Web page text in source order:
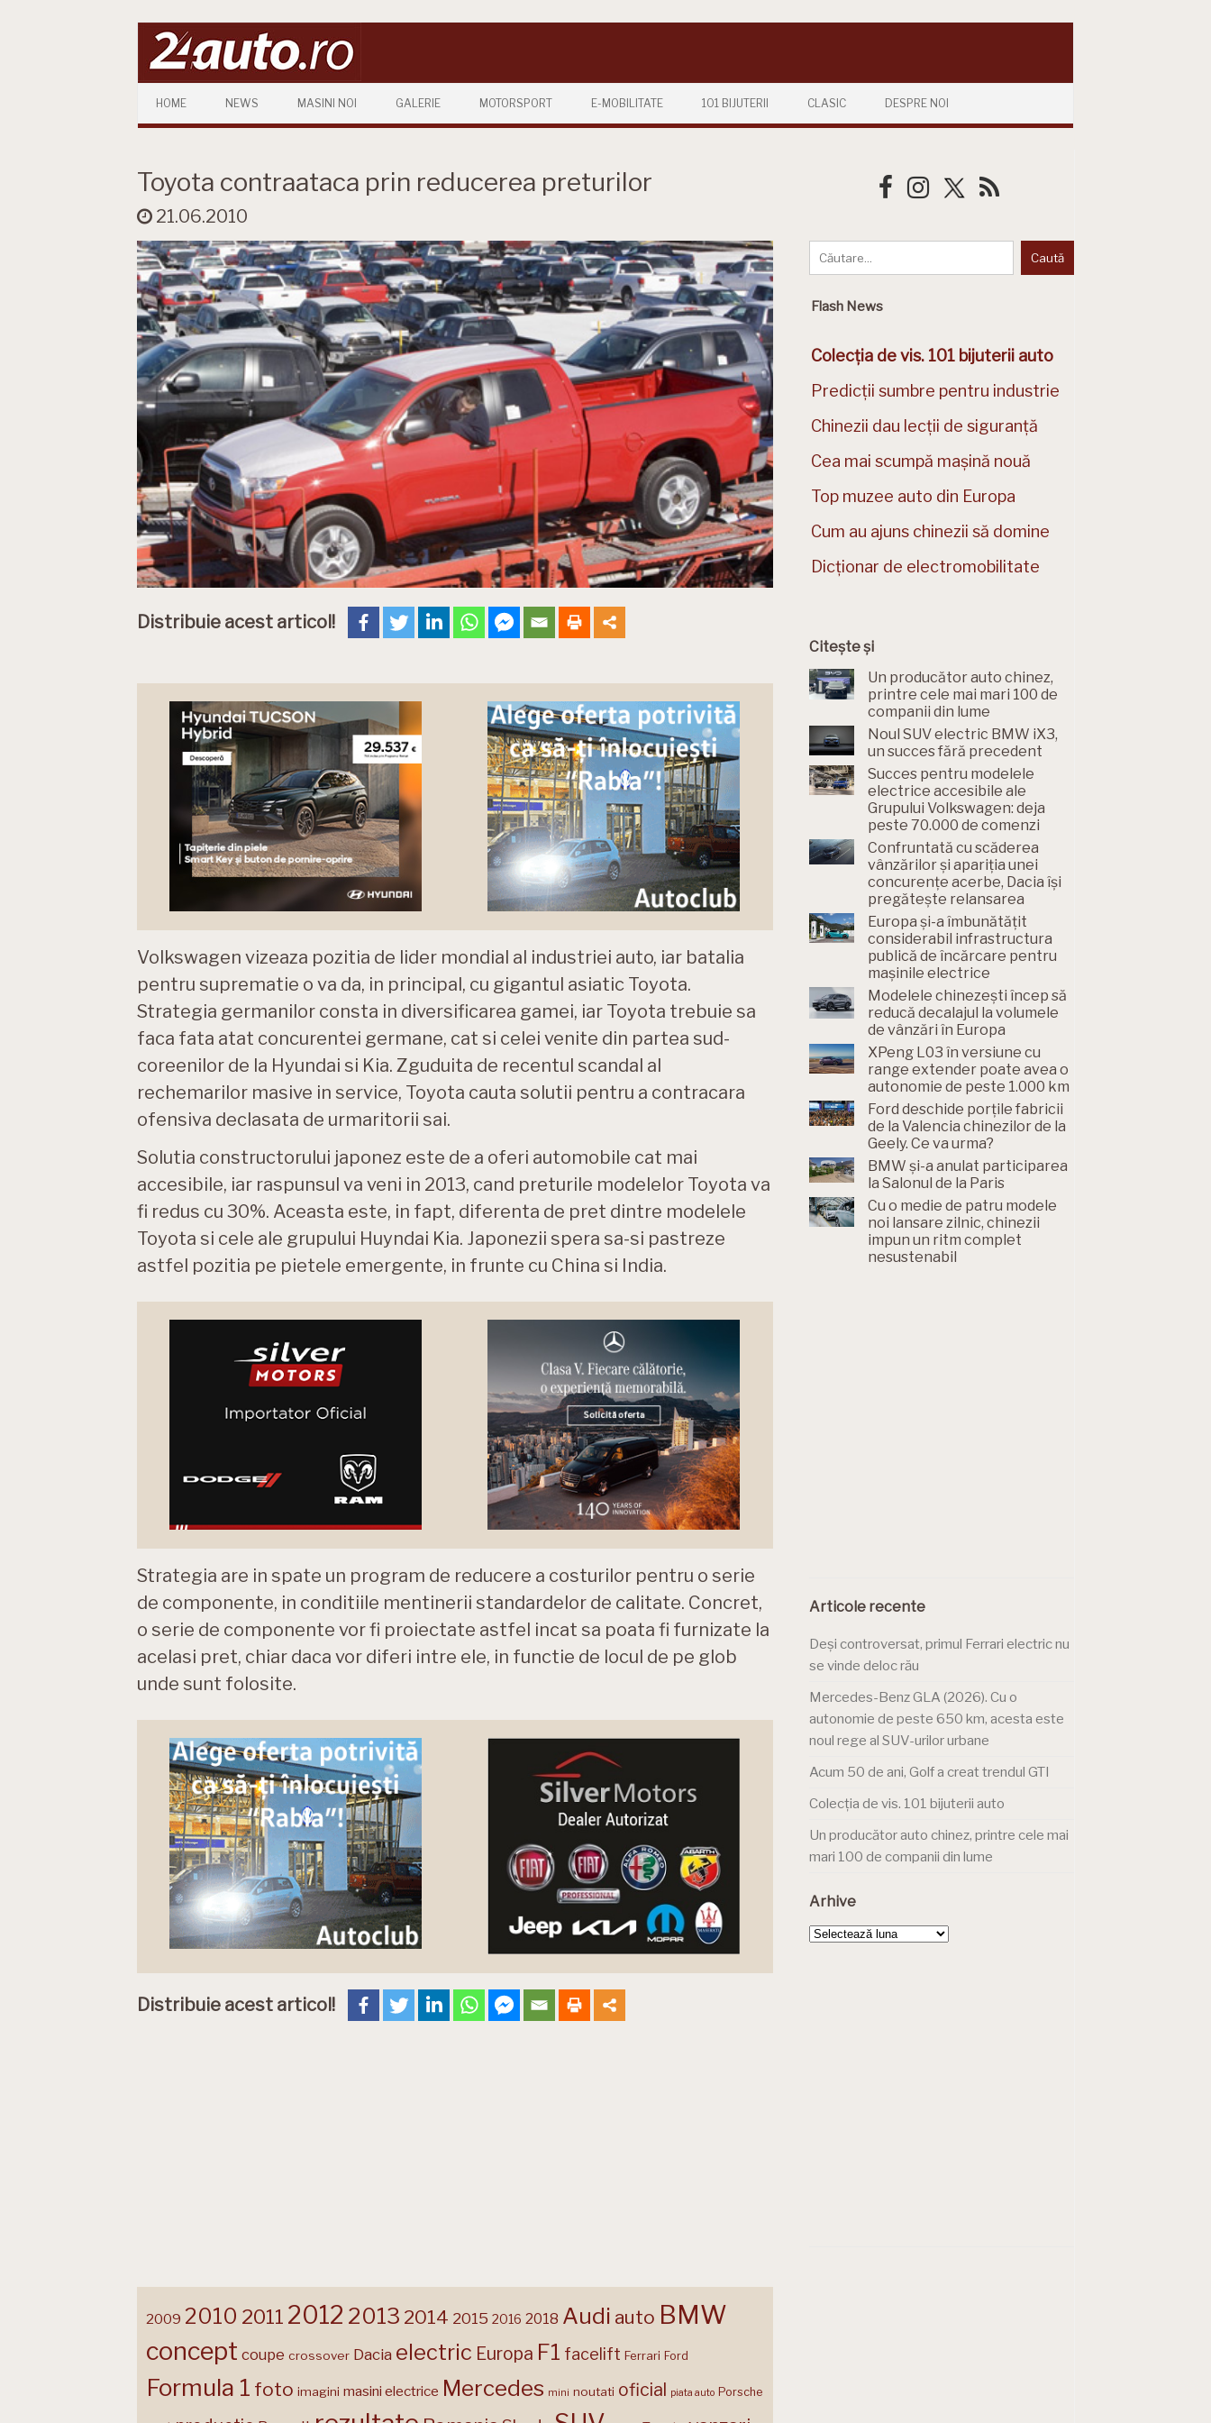
HOME NEWS MASINI NOI GALERIE MOTORSPORT E-MOBILITATE 101 BIJUTERII CLASIC DESPRE NOI
Toyota contraataca prin reducerea preturilor
21.06.2010
Distribuie acest articol!
Volkswagen vizeaza pozitia de lider mondial al industriei auto, iar batalia
pentru suprematie o va da, in principal, cu gigantul asiatic Toyota.
Strategia germanilor consta in diversificarea gamei, iar Toyota trebuie sa
faca fata atat concurentei germane, cat si celei venite din partea sud-
coreenilor de la Hyundai si Kia. Zguduita de recentul scandal al
rechemarilor masive in service, Toyota cauta solutii pentru a contracara
ofensiva declasata de urmaritorii sai.
Solutia constructorului japonez este de a oferi automobile cat mai
accesibile, iar raspunsul va veni in 2013, cand preturile modelelor Toyota va
fi redus cu 30%. Aceasta este, in fapt, diferenta de pret dintre modelele
Toyota si cele ale grupului Huyndai Kia. Japonezii spera sa-si pastreze
astfel pozitia pe pietele emergente, in frunte cu China si India.
Strategia are in spate un program de reducere a costurilor pentru o serie
de componente, in conditiile mentinerii standardelor de calitate. Concret,
o serie de componente vor fi proiectate astfel incat sa poata fi furnizate la
acelasi pret, chiar daca vor diferi intre ele, in functie de locul de pe glob
unde sunt folosite.
Distribuie acest articol!
Flash News
Colecția de vis. 101 bijuterii auto
Predicții sumbre pentru industrie
Chinezii dau lecții de siguranță
Cea mai scumpă mașină nouă
Top muzee auto din Europa
Cum au ajuns chinezii să domine
Dicționar de electromobilitate
Citește și
Un producător auto chinez,
printre cele mai mari 100 de
companii din lume
Noul SUV electric BMW iX3,
un succes fără precedent
Succes pentru modelele
electrice accesibile ale
Grupului Volkswagen: deja
peste 70.000 de comenzi
Confruntată cu scăderea
vânzărilor și apariția unei
concurențe acerbe, Dacia își
pregătește relansarea
Europa și-a îmbunătățit
considerabil infrastructura
publică de încărcare pentru
mașinile electrice
Modelele chinezești încep să
reducă decalajul la volumele
de vânzări în Europa
XPeng L03 în versiune cu
range extender poate avea o
autonomie de peste 1.000 km
Ford deschide porțile fabricii
de la Valencia chinezilor de la
Geely. Ce va urma?
BMW și-a anulat participarea
la Salonul de la Paris
Cu o medie de patru modele
noi lansare zilnic, chinezii
impun un ritm complet
nesustenabil
Articole recente
Deși controversat, primul Ferrari electric nu
se vinde deloc rău
Mercedes-Benz GLA (2026). Cu o
autonomie de peste 650 km, acesta este
noul rege al SUV-urilor urbane
Acum 50 de ani, Golf a creat trendul GTI
Colecția de vis. 101 bijuterii auto
Un producător auto chinez, printre cele mai
mari 100 de companii din lume
Arhive
Arhive
2009 2010 2011 2012 2013 2014 2015 2016 2018 Audi auto BMW
concept coupe crossover Dacia electric Europa F1 facelift Ferrari Ford
Formula 1 foto imagini masini electrice Mercedes mini noutati oficial piata auto Porsche